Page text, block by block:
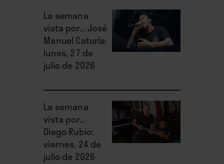
La semana
vista por... José
Manuel Caturla:
lunes, 27 de
julio de 2026
La semana
vista por...
Diego Rubio:
viernes, 24 de
julio de 2026